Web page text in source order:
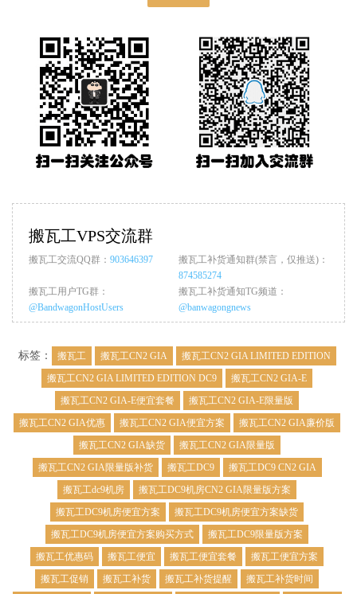
搬瓦工VPS交流群
搬瓦工交流QQ群： 903646397
搬瓦工补货通知群(禁言，仅推送)：
874585274
搬瓦工用户TG群：
@BandwagonHostUsers
搬瓦工补货通知TG频道：
@banwagongnews
标签： 搬瓦工 搬瓦工CN2 GIA
搬瓦工CN2 GIA LIMITED EDITION
搬瓦工CN2 GIA LIMITED EDITION DC9
搬瓦工CN2 GIA-E
搬瓦工CN2 GIA-E便宜套餐
搬瓦工CN2 GIA-E限量版
搬瓦工CN2 GIA优惠
搬瓦工CN2 GIA便宜方案
搬瓦工CN2 GIA廉价版
搬瓦工CN2 GIA缺货
搬瓦工CN2 GIA限量版
搬瓦工CN2 GIA限量版补货
搬瓦工DC9
搬瓦工DC9 CN2 GIA
搬瓦工dc9机房
搬瓦工DC9机房CN2 GIA限量版方案
搬瓦工DC9机房便宜方案
搬瓦工DC9机房便宜方案缺货
搬瓦工DC9机房便宜方案购买方式
搬瓦工DC9限量版方案
搬瓦工优惠码
搬瓦工便宜 搬瓦工便宜套餐
搬瓦工便宜方案
搬瓦工促销
搬瓦工补货 搬瓦工补货提醒
搬瓦工补货时间